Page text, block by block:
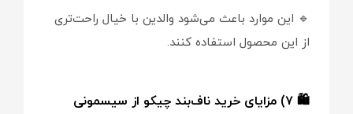
🔹 این موارد باعث می‌شود والدین با خیال راحت‌تری
از این محصول استفاده کنند.
🛍️ ۷) مزایای خرید ناف‌بند چیکو از سیسمونی